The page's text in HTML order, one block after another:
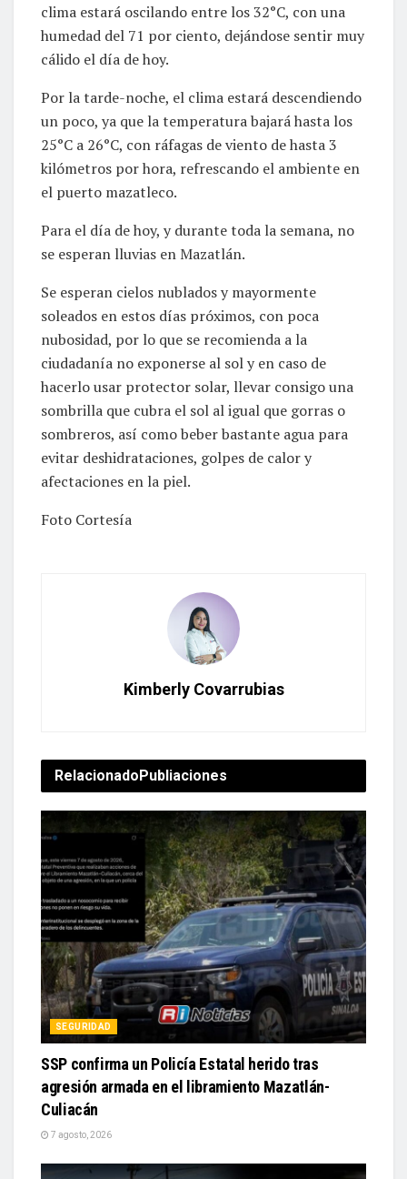
clima estará oscilando entre los 32°C, con una
humedad del 71 por ciento, dejándose sentir muy
cálido el día de hoy.
Por la tarde-noche, el clima estará descendiendo
un poco, ya que la temperatura bajará hasta los
25°C a 26°C, con ráfagas de viento de hasta 3
kilómetros por hora, refrescando el ambiente en
el puerto mazatleco.
Para el día de hoy, y durante toda la semana, no
se esperan lluvias en Mazatlán.
Se esperan cielos nublados y mayormente
soleados en estos días próximos, con poca
nubosidad, por lo que se recomienda a la
ciudadanía no exponerse al sol y en caso de
hacerlo usar protector solar, llevar consigo una
sombrilla que cubra el sol al igual que gorras o
sombreros, así como beber bastante agua para
evitar deshidrataciones, golpes de calor y
afectaciones en la piel.
Foto Cortesía
Kimberly Covarrubias
RelacionadoPubliaciones
SEGURIDAD
SSP confirma un Policía Estatal herido tras
agresión armada en el libramiento Mazatlán-
Culiacán
7 agosto, 2026